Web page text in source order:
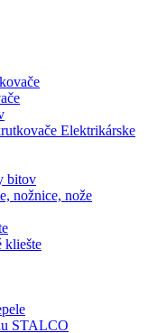
Elektrikárske
bitov
nožnice, nože
kliešte